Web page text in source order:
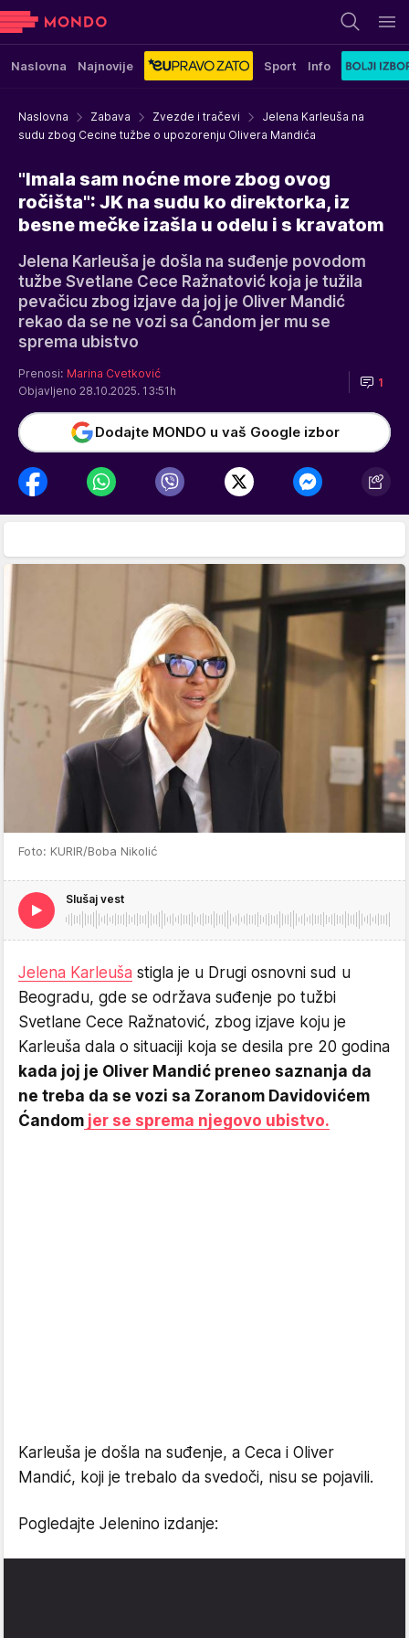
Naslovna Najnovije Sport Info
Naslovna Zabava Zvezde i tračevi
Jelena Karleuša na
sudu zbog Cecine tužbe o upozorenju Olivera Mandića
"Imala sam noćne more zbog ovog
ročišta": JK na sudu ko direktorka, iz
besne mečke izašla u odelu i s kravatom
Jelena Karleuša je došla na suđenje povodom
tužbe Svetlane Cece Ražnatović koja je tužila
pevačicu zbog izjave da joj je Oliver Mandić
rekao da se ne vozi sa Ćandom jer mu se
sprema ubistvo
Prenosi: Marina Cvetković
Objavljeno 28.10.2025. 13:51h
1
Dodajte MONDO u vaš Google izbor
Foto: KURIR/Boba Nikolić
Slušaj vest
Jelena Karleuša stigla je u Drugi osnovni sud u
Beogradu, gde se održava suđenje po tužbi
Svetlane Cece Ražnatović, zbog izjave koju je
Karleuša dala o situaciji koja se desila pre 20 godina
kada joj je Oliver Mandić preneo saznanja da
ne treba da se vozi sa Zoranom Davidovićem
Ćandom jer se sprema njegovo ubistvo.
Karleuša je došla na suđenje, a Ceca i Oliver
Mandić, koji je trebalo da svedoči, nisu se pojavili.
Pogledajte Jelenino izdanje: